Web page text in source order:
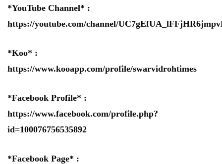
*YouTube Channel* :
https://youtube.com/channel/
*Koo* :
https://www.kooapp.com/profile/swarvidrohtimes
*Facebook Profile* :
https://www.facebook.com/profile.php?
id=100076756535892
*Facebook Page* :